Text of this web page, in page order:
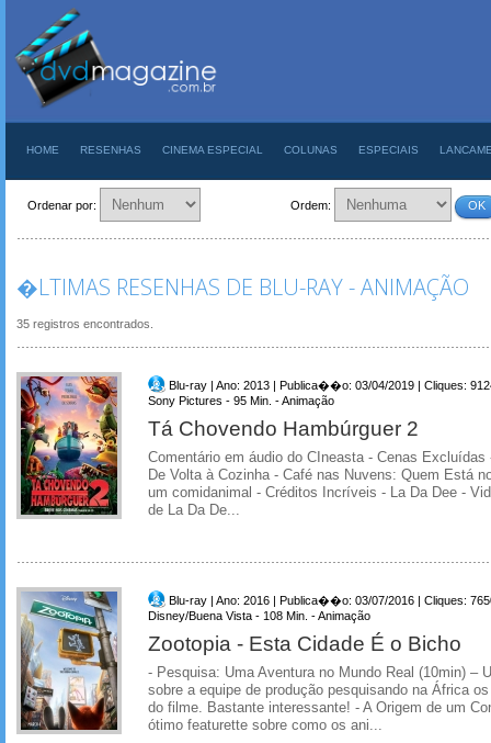
HOME RESENHAS CINEMA ESPECIAL COLUNAS ESPECIAIS
Ordenar por: Ordem: OK
�LTIMAS RESENHAS DE BLU-RAY - ANIMAÇÃO
35 registros encontrados.
Blu-ray | Ano: 2013 | Publica��o: 03/04/2019 | Cliques:
Sony Pictures - 95 Min. - Animação
Tá Chovendo Hambúrguer 2
Comentário em áudio do CIneasta - Cenas
De Volta à Cozinha - Café nas Nuvens: Quem Está
um comidanimal - Créditos Incríveis - La Da Dee -
de La Da De...
Blu-ray | Ano: 2016 | Publica��o: 03/07/2016 | Cliques:
Disney/Buena Vista - 108 Min. - Animação
Zootopia - Esta Cidade É o Bicho
- Pesquisa: Uma Aventura no Mundo Real (10min) –
sobre a equipe de produção pesquisando na África
do filme. Bastante interessante! - A Origem de um
ótimo featurette sobre como os ani...